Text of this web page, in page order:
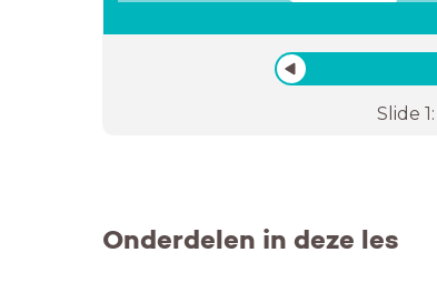
Slide 1:
Onderdelen in deze les